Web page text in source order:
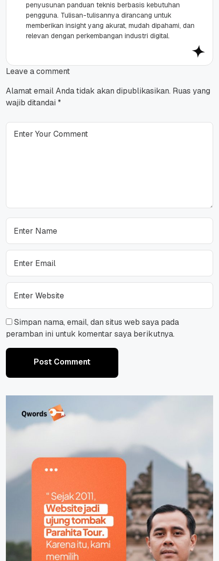
penyusunan panduan teknis berbasis kebutuhan
pengguna. Tulisan-tulisannya dirancang untuk
memberikan insight yang akurat, mudah dipahami, dan
relevan dengan perkembangan industri digital.
Leave a comment
Alamat email Anda tidak akan dipublikasikan. Ruas yang
wajib ditandai *
Simpan nama, email, dan situs web saya pada
peramban ini untuk komentar saya berikutnya.
Post Comment